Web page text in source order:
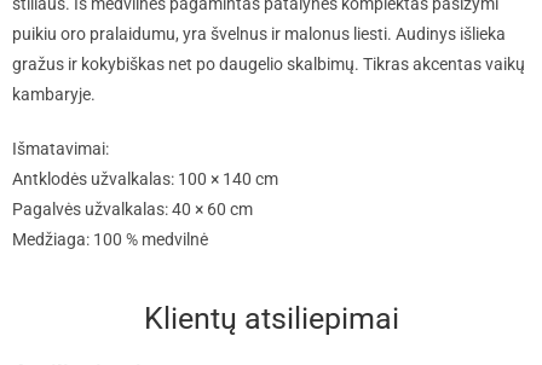
puikiu oro pralaidumu, yra švelnus ir malonus liesti. Audinys išlieka
gražus ir kokybiškas net po daugelio skalbimų. Tikras akcentas vaikų
kambaryje.
Išmatavimai:
Antklodės užvalkalas: 100 × 140 cm
Pagalvės užvalkalas: 40 × 60 cm
Medžiaga: 100 % medvilnė
Klientų atsiliepimai